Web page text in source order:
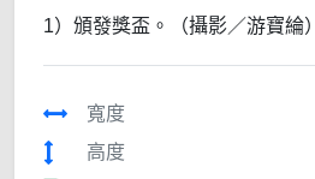
1）頒發獎盃。（攝影／游寶綸）
寬度
高度